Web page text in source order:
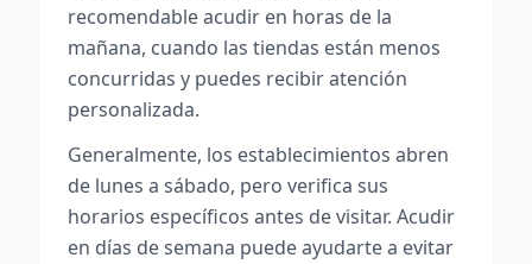
recomendable acudir en horas de la
mañana, cuando las tiendas están menos
concurridas y puedes recibir atención
personalizada.
Generalmente, los establecimientos abren
de lunes a sábado, pero verifica sus
horarios específicos antes de visitar. Acudir
en días de semana puede ayudarte a evitar